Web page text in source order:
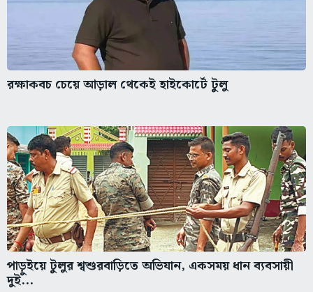
রক্ষাকবচ চেয়ে আড়াল থেকেই হাইকোর্টে টুলু
পাড়ুইয়ে টুলুর শ্বশুরবাড়িতে অভিযান, একসময় ধান ব্যবসায়ী
দুই...